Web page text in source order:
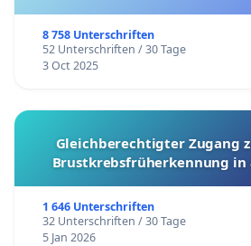
8 758 Unterschriften
52 Unterschriften / 30 Tage
3 Oct 2025
Gleichberechtigter Zugang
Brustkrebsfrüherkennung in
1 646 Unterschriften
32 Unterschriften / 30 Tage
5 Jan 2026